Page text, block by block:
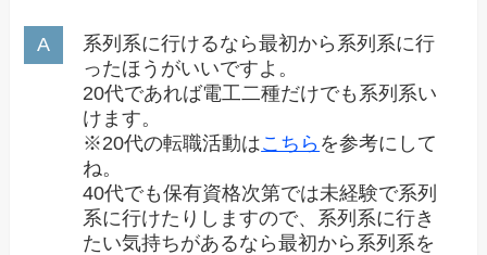
系列系に行けるなら最初から系列系に行
ったほうがいいですよ。
20代であれば電工二種だけでも系列系い
けます。
※20代の転職活動はこちら を参考にして
ね。
40代でも保有資格次第では未経験で系列
系に行けたりしますので、系列系に行き
たい気持ちがあるなら最初から系列系を